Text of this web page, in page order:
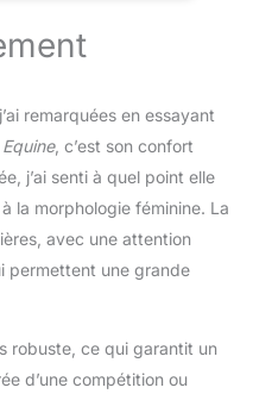
avant zippée et
de ceinture
de qualité : ces
pantalons en
pour femme sont
à partir de tissu
extensible dans
sens qui est doux
: ces
pour le confort
un design sans
remarquées en essayant
, c’est son confort
j’ai senti à quel point elle
la morphologie féminine. La
avec une attention
permettent une grande
robuste, ce qui garantit un
d’une compétition ou